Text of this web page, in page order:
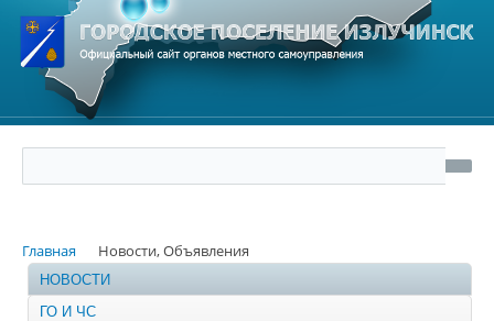
Главная Новости, Объявления
НОВОСТИ
ГО И ЧС